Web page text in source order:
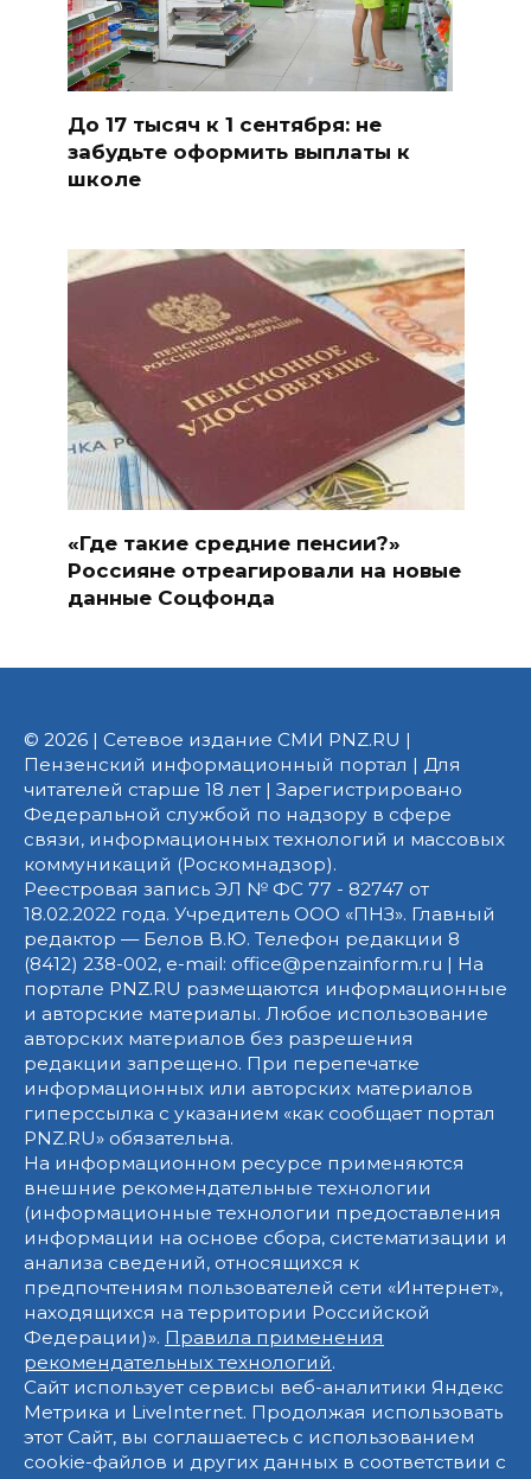
До 17 тысяч к 1 сентября: не
забудьте оформить выплаты к
школе
«Где такие средние пенсии?»
Россияне отреагировали на новые
данные Соцфонда
© 2026 | Сетевое издание СМИ PNZ.RU |
Пензенский информационный портал | Для
читателей старше 18 лет | Зарегистрировано
Федеральной службой по надзору в сфере
связи, информационных технологий и массовых
коммуникаций (Роскомнадзор).
Реестровая запись ЭЛ № ФС 77 - 82747 от
18.02.2022 года. Учредитель ООО «ПНЗ». Главный
редактор — Белов В.Ю. Телефон редакции 8
(8412) 238-002, e-mail: office@penzainform.ru | На
портале PNZ.RU размещаются информационные
и авторские материалы. Любое использование
авторских материалов без разрешения
редакции запрещено. При перепечатке
информационных или авторских материалов
гиперссылка с указанием «как сообщает портал
PNZ.RU» обязательна.
На информационном ресурсе применяются
внешние рекомендательные технологии
(информационные технологии предоставления
информации на основе сбора, систематизации и
анализа сведений, относящихся к
предпочтениям пользователей сети «Интернет»,
находящихся на территории Российской
Федерации)». Правила применения
рекомендательных технологий.
Сайт использует сервисы веб-аналитики Яндекс
Метрика и LiveInternet. Продолжая использовать
этот Сайт, вы соглашаетесь с использованием
cookie-файлов и других данных в соответствии с